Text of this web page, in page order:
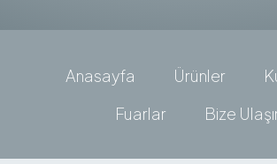
Anasayfa Ürünler
Fuarlar
Bize